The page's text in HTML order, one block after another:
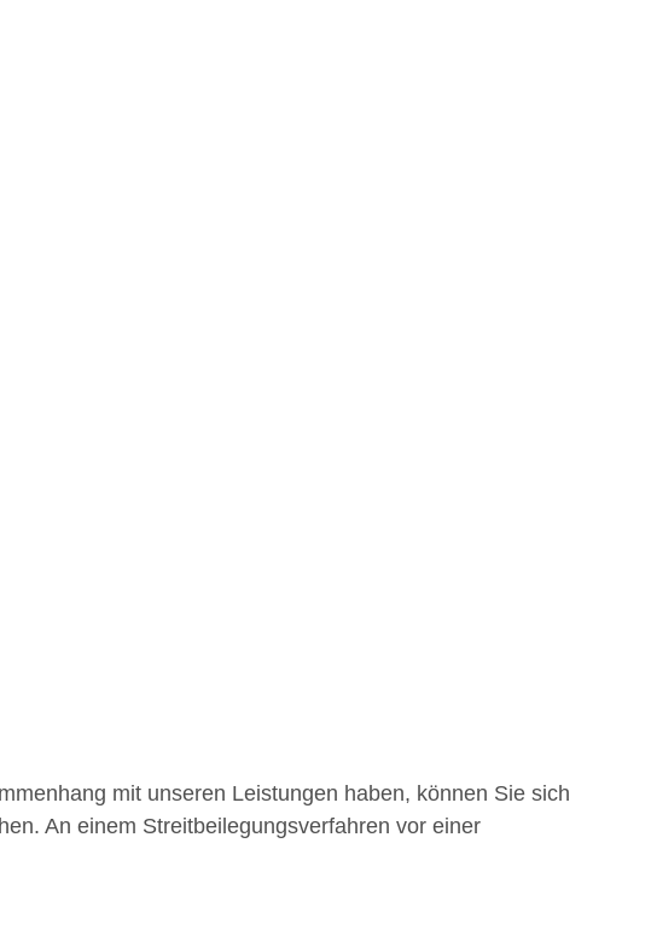
mit unseren Leistungen haben, können Sie sich
An einem Streitbeilegungsverfahren vor einer